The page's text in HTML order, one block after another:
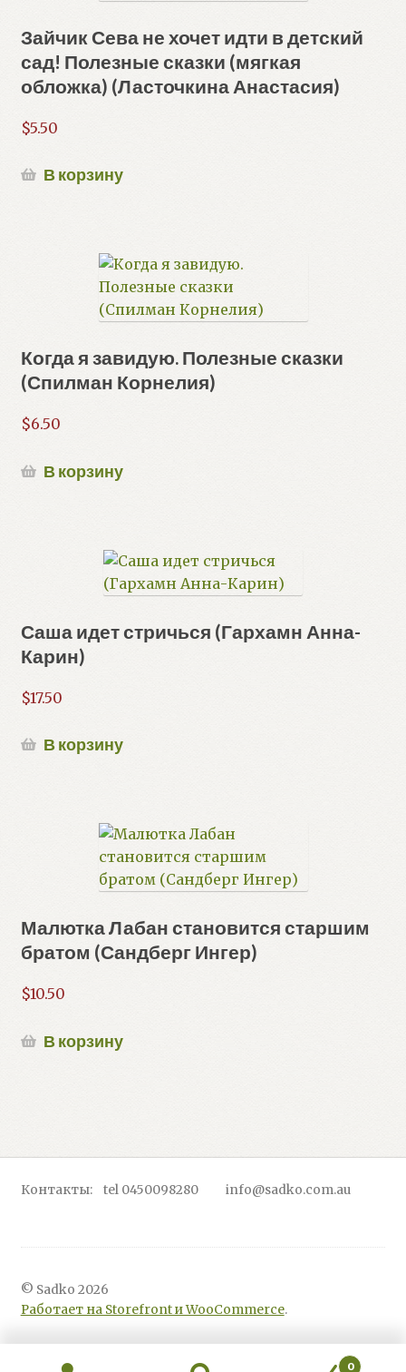
Зайчик Сева не хочет идти в детский
сад! Полезные сказки (мягкая
обложка) (Ласточкина Анастасия)
$5.50
В корзину
Когда я завидую. Полезные сказки
(Спилман Корнелия)
$6.50
В корзину
Саша идет стричься (Гархамн Анна-
Карин)
$17.50
В корзину
Малютка Лабан становится старшим
братом (Сандберг Ингер)
$10.50
В корзину
Контакты: tel 0450098280 info@sadko.com.au
© Sadko 2026
Работает на Storefront и WooCommerce.
0